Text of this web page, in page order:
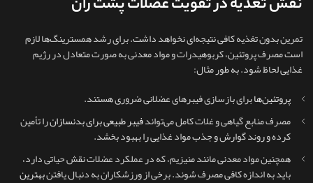
تمرین بدون تغذیه کافی نتیجه‌ای نخواهد داشت. برای رشد همسترینگ‌ها لازم
است مصرف پروتئین، کربوهیدرات و مواد معدنی به‌ صورت متعادل در رژیم
غذایی لحاظ شود. به‌ طور مثال:
پروتئین‌هابرای بازسازی فیبرهای عضلانی ضروری هستند.
مصرف منابع گیاهی و غلات کامل می‌تواندفیبر طبیعی برای بدنسازانرا تأمین
کرده و روند گوارش و جذب مواد غذایی را بهبود بخشد.
همچنین مواد معدنی مانند منیزیم، که در عملکرد عضلات نقش حیاتی دارد،
باید به‌ اندازه کافی مصرف شوند. برخی از ورزشکاران به دنبال یافتنبهترین